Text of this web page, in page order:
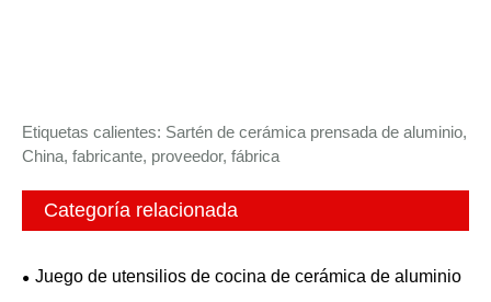
Etiquetas calientes: Sartén de cerámica prensada de aluminio,
China, fabricante, proveedor, fábrica
Categoría relacionada
Juego de utensilios de cocina de cerámica de aluminio